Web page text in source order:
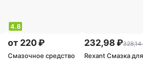
4.8
от 220 ₽
Смазочное средство
232,98 ₽328,14
Rexant Смазка для